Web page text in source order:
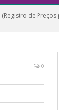
(Registro de
0